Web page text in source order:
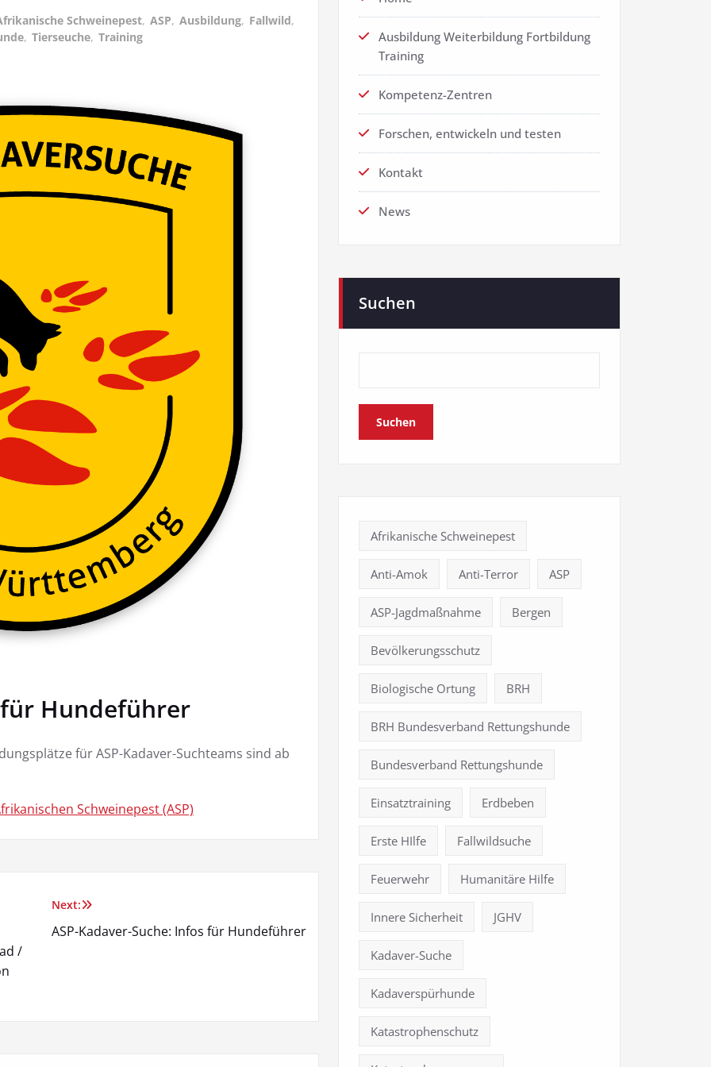
Schweinepest, ASP, Ausbildung, Fallwild,
, Tierseuche, Training
Hundeführer
für ASP-Kadaver-Suchteams sind ab
Schweinepest (ASP)
/
Next:
ASP-Kadaver-Suche: Infos für Hundeführer
Ausbildung Weiterbildung Fortbildung
Training
Kompetenz-Zentren
Forschen, entwickeln und testen
Kontakt
News
Suchen
Suchen
Afrikanische Schweinepest
Anti-Amok Anti-Terror ASP
ASP-Jagdmaßnahme Bergen
Bevölkerungsschutz
Biologische Ortung BRH
BRH Bundesverband Rettungshunde
Bundesverband Rettungshunde
Einsatztraining Erdbeben
Erste HIlfe Fallwildsuche
Feuerwehr Humanitäre Hilfe
Innere Sicherheit JGHV
Kadaver-Suche
Kadaverspürhunde
Katastrophenschutz